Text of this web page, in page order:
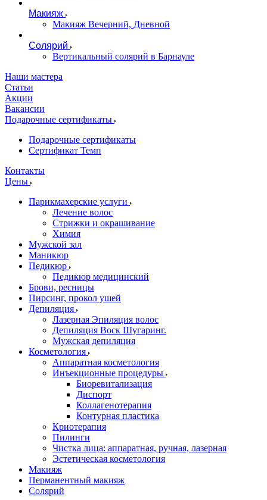
Макияж
Макияж Вечерний, Дневной
Солярий
Вертикальный солярий в Барнауле
Наши мастера
Статьи
Акции
Вакансии
Подарочные сертификаты
Подарочные сертификаты
Сертификат Темп
Контакты
Цены
Парикмахерские услуги
Лечение волос
Стрижки и окрашивание
Химия
Мужской зал
Маникюр
Педикюр
Педикюр медицинский
Брови, ресницы
Пирсинг, прокол ушей
Депиляция
Лазерная Эпиляция волос
Депиляция Воск Шугаринг.
Мужская депиляция
Косметология
Аппаратная косметология
Инъекционные процедуры
Биоревитализация
Диспорт
Коллагенотерапия
Контурная пластика
Криотерапия
Пилинги
Чистка лица: аппаратная, ручная, лазерная
Эстетическая косметология
Макияж
Перманентный макияж
Солярий